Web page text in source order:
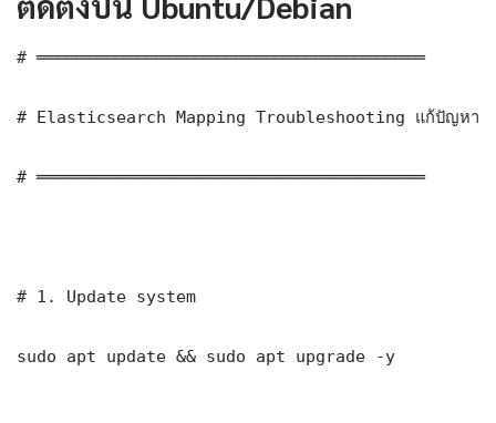
# ═══════════════════════════════════════
# Elasticsearch Mapping Troubleshooting แก้ปัญห
# ═══════════════════════════════════════
# 1. Update system
sudo apt update && sudo apt upgrade -y